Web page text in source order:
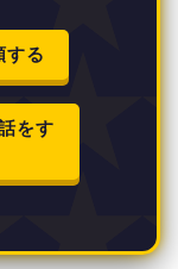
する
をす